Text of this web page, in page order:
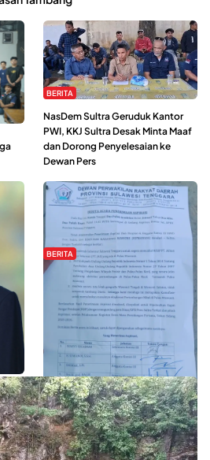
BERITA
NasDem Sultra Geruduk Kantor
PWI, KKJ Sultra Desak Minta Maaf
dan Dorong Penyelesaian ke
Dewan Pers
BERITA
Hipmawani Bersama DPRD Sultra
Sepakati RDP Perihal IUP
Pertambangan di Pulau Wawonii